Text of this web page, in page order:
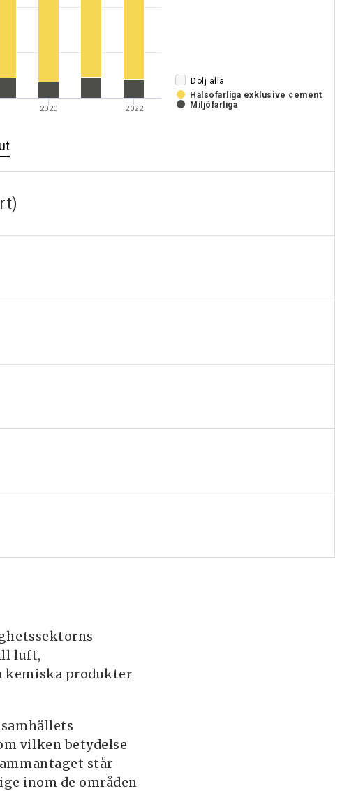
Dölj alla
2020 2022
Hälsofarliga exklusive cement
Miljöfarliga
hälso-
miljöfarliga
exkl.
luft,
kemiska produkter
vilken betydelse
står
inom de områden